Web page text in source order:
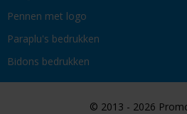
Pennen met logo
Paraplu's bedrukken
Bidons bedrukken
© 2013 - 2026